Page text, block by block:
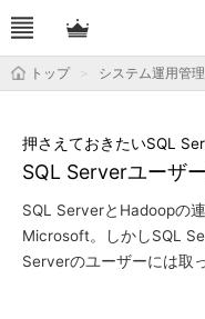
トップ システム運用管理
SQL Serverユーザ
押さえておきたいSQL
SQL ServerとHadoopの
Microsoft。しかしSQL
Serverのユーザーには取